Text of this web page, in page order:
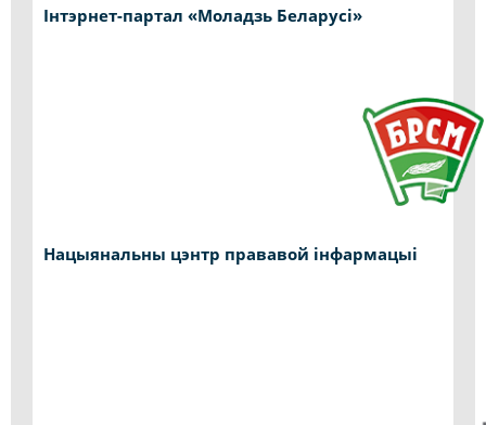
Інтэрнет-партал «Моладзь Беларусі»
Нацыянальны цэнтр прававой інфармацыі